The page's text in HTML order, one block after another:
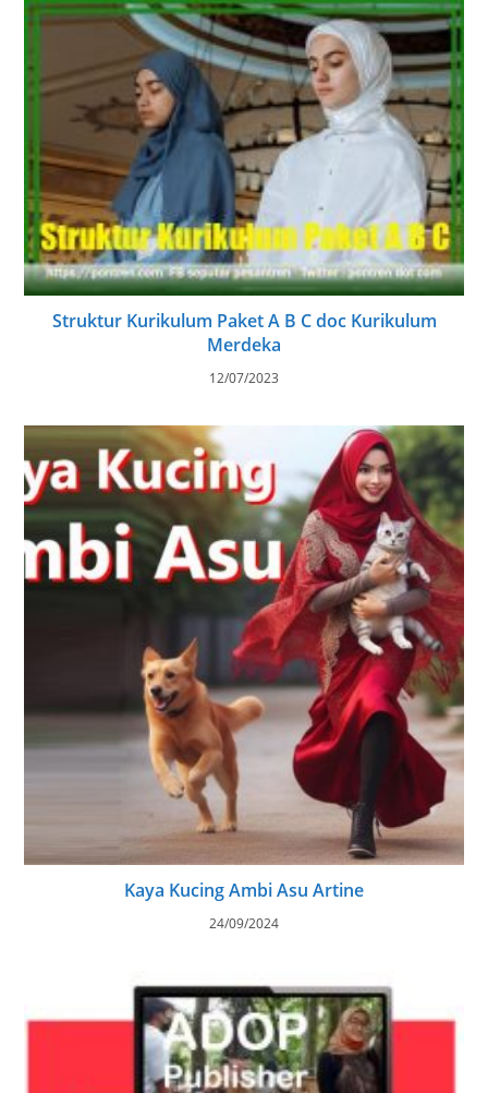
Struktur Kurikulum Paket A B C doc Kurikulum
Merdeka
12/07/2023
Kaya Kucing Ambi Asu Artine
24/09/2024